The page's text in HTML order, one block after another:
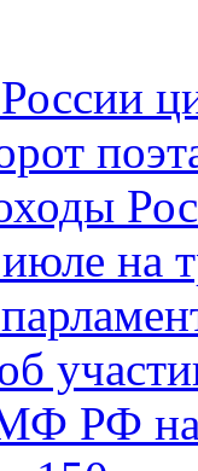
на
РФ